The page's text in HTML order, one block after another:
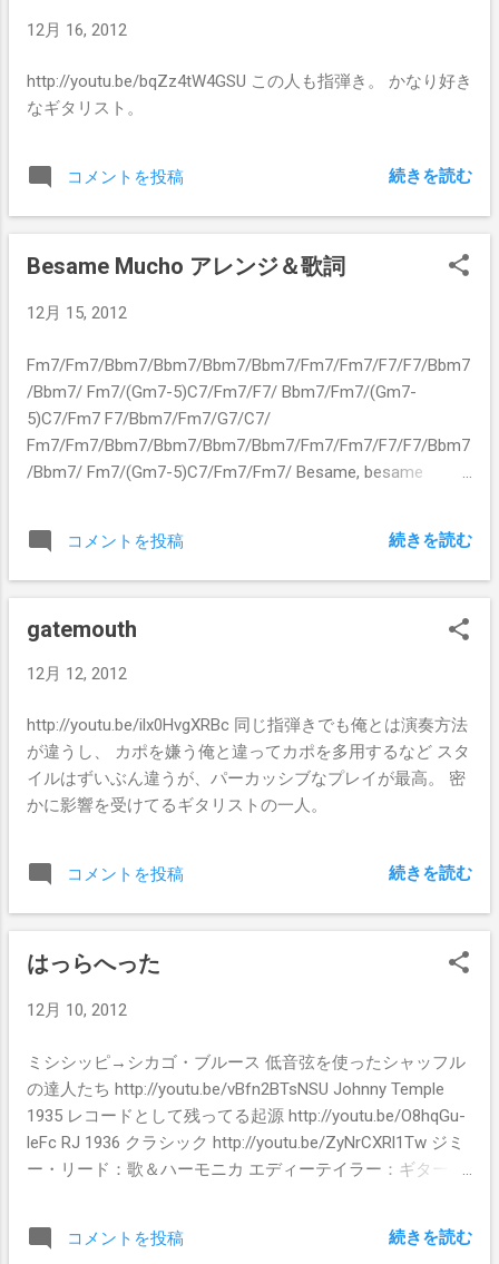
12月 16, 2012
http://youtu.be/bqZz4tW4GSU この人も指弾き。 かなり好き
なギタリスト。
コメントを投稿 続きを読む
Besame Mucho アレンジ＆歌詞
12月 15, 2012
Fm7/Fm7/Bbm7/Bbm7/Bbm7/Bbm7/Fm7/Fm7/F7/F7/Bbm7
/Bbm7/ Fm7/(Gm7-5)C7/Fm7/F7/ Bbm7/Fm7/(Gm7-
5)C7/Fm7 F7/Bbm7/Fm7/G7/C7/
Fm7/Fm7/Bbm7/Bbm7/Bbm7/Bbm7/Fm7/Fm7/F7/F7/Bbm7
/Bbm7/ Fm7/(Gm7-5)C7/Fm7/Fm7/ Besame, besame
always be mine. This joy is something new, my arms
(enfolding) you, Never knew this thrill before. Whoever
adore. Dearest one, if you should leave me, Each little dream
mucho, love me forever and make all my dreams come true..
コメントを投稿 続きを読む
gatemouth
12月 12, 2012
http://youtu.be/ilx0HvgXRBc 同じ指弾きでも俺とは演奏方法
が違うし、 カポを嫌う俺と違ってカポを多用するなど スタ
イルはずいぶん違うが、パーカッシブなプレイが最高。 密
かに影響を受けてるギタリストの一人。
コメントを投稿 続きを読む
はっらへった
12月 10, 2012
ミシシッピ→シカゴ・ブルース 低音弦を使ったシャッフル
の達人たち http://youtu.be/vBfn2BTsNSU Johnny Temple
1935 レコードとして残ってる起源 http://youtu.be/O8hqGu-
leFc RJ 1936 クラシック http://youtu.be/ZyNrCXRl1Tw ジミ
ー・リード：歌＆ハーモニカ エディーテイラー：ギター
JR・ロックウッド：バッキング・ギター＆歌 ルイスマイヤ
コメントを投稿 続きを読む